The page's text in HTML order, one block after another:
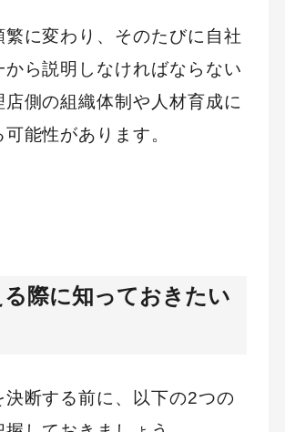
繁に変わり、そのたびに自社
から説明しなければならない
店側の組織体制や人材育成に
能性があります。
際に知っておきたい
決断する前に、以下の2つの